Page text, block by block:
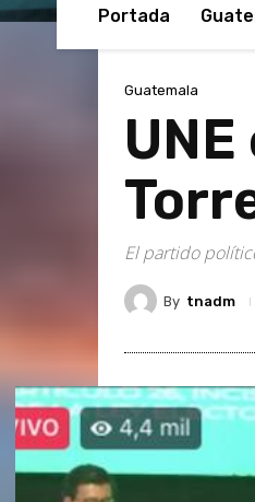
Portada
Guatemala
El partido
By tnadm